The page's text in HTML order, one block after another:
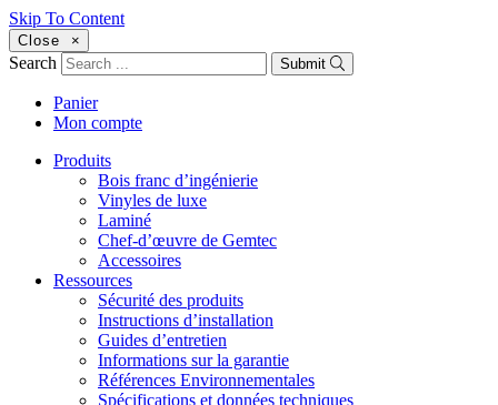
Skip To Content
Close ×
Search Submit
Panier
Mon compte
Produits
Bois franc d’ingénierie
Vinyles de luxe
Laminé
Chef-d’œuvre de Gemtec
Accessoires
Ressources
Sécurité des produits
Instructions d’installation
Guides d’entretien
Informations sur la garantie
Références Environnementales
Spécifications et données techniques